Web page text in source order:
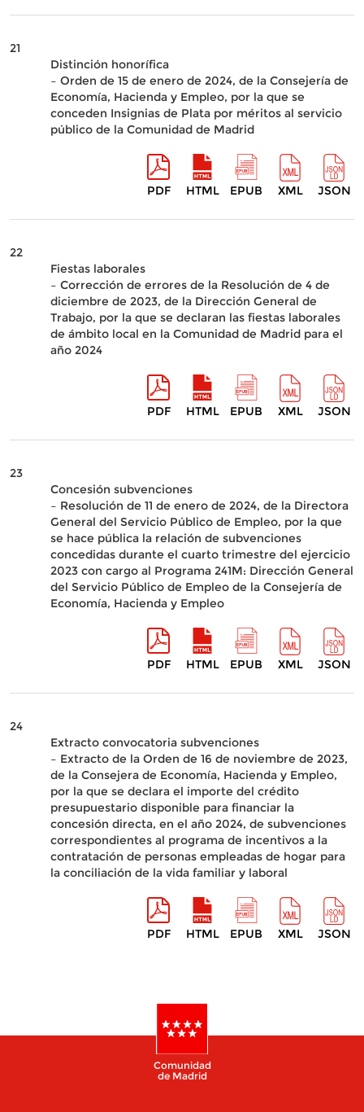
21
Distinción honorífica
– Orden de 15 de enero de 2024, de la Consejería de
Economía, Hacienda y Empleo, por la que se
conceden Insignias de Plata por méritos al servicio
público de la Comunidad de Madrid
PDF HTML EPUB XML JSON
22
Fiestas laborales
– Corrección de errores de la Resolución de 4 de
diciembre de 2023, de la Dirección General de
Trabajo, por la que se declaran las fiestas laborales
de ámbito local en la Comunidad de Madrid para el
año 2024
PDF HTML EPUB XML JSON
23
Concesión subvenciones
– Resolución de 11 de enero de 2024, de la Directora
General del Servicio Público de Empleo, por la que
se hace pública la relación de subvenciones
concedidas durante el cuarto trimestre del ejercicio
2023 con cargo al Programa 241M: Dirección General
del Servicio Público de Empleo de la Consejería de
Economía, Hacienda y Empleo
PDF HTML EPUB XML JSON
24
Extracto convocatoria subvenciones
– Extracto de la Orden de 16 de noviembre de 2023,
de la Consejera de Economía, Hacienda y Empleo,
por la que se declara el importe del crédito
presupuestario disponible para financiar la
concesión directa, en el año 2024, de subvenciones
correspondientes al programa de incentivos a la
contratación de personas empleadas de hogar para
la conciliación de la vida familiar y laboral
PDF HTML EPUB XML JSON
Comunidad
de Madrid